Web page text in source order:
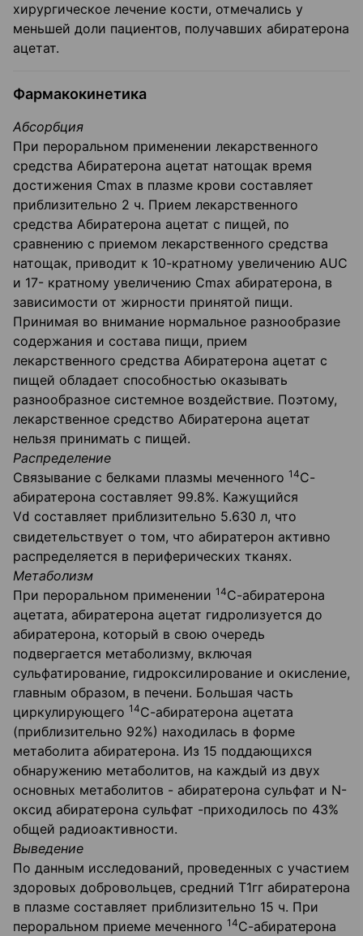
хирургическое лечение кости, отмечались у
меньшей доли пациентов, получавших абиратерона
ацетат.
Фармакокинетика
Абсорбция
При пероральном применении лекарственного
средства Абиратерона ацетат натощак время
достижения Сmax в плазме крови составляет
приблизительно 2 ч. Прием лекарственного
средства Абиратерона ацетат с пищей, по
сравнению с приемом лекарственного средства
натощак, приводит к 10-кратному увеличению AUC
и 17- кратному увеличению Сmах абиратерона, в
зависимости от жирности принятой пищи.
Принимая во внимание нормальное разнообразие
содержания и состава пищи, прием
лекарственного средства Абиратерона ацетат с
пищей обладает способностью оказывать
разнообразное системное воздействие. Поэтому,
лекарственное средство Абиратерона ацетат
нельзя принимать с пищей.
Распределение
Связывание с белками плазмы меченного 14С-
абиратерона составляет 99.8%. Кажущийся
Vd составляет приблизительно 5.630 л, что
свидетельствует о том, что абиратерон активно
распределяется в периферических тканях.
Метаболизм
При пероральном применении 14С-абиратерона
ацетата, абиратерона ацетат гидролизуется до
абиратерона, который в свою очередь
подвергается метаболизму, включая
сульфатирование, гидроксилирование и окисление,
главным образом, в печени. Большая часть
циркулирующего 14С-абиратерона ацетата
(приблизительно 92%) находилась в форме
метаболита абиратерона. Из 15 поддающихся
обнаружению метаболитов, на каждый из двух
основных метаболитов - абиратерона сульфат и N-
оксид абиратерона сульфат -приходилось по 43%
общей радиоактивности.
Выведение
По данным исследований, проведенных с участием
здоровых добровольцев, средний Т1гг абиратерона
в плазме составляет приблизительно 15 ч. При
пероральном приеме меченного 14С-абиратерона